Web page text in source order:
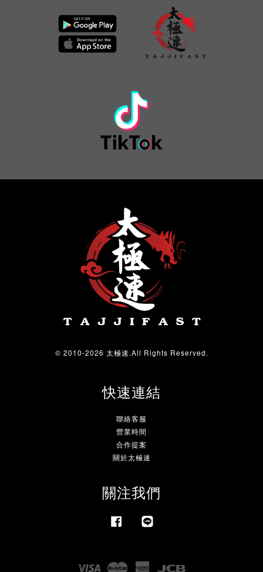
© 2010-2026 太極速.All Rights Reserved.
快速連結
聯絡客服
營業時間
合作提案
關於太極速
關注我們
Facebook
Visa Master
American